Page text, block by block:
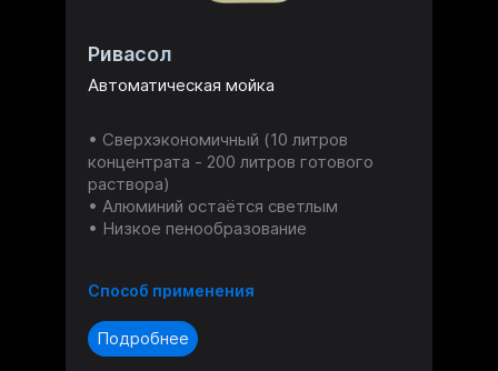
Ривасол
Автоматическая мойка
Сверхэкономичный (10 литров
концентрата - 200 литров готового
раствора)
Алюминий остаётся светлым
Низкое пенообразование
Способ применения
Подробнее